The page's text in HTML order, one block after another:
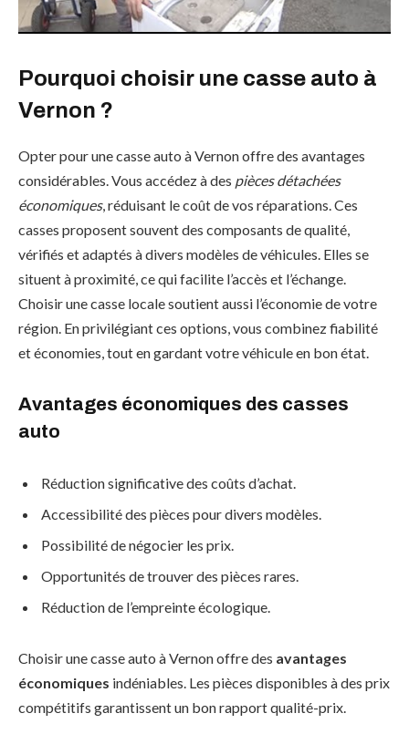
Pourquoi choisir une casse auto à
Vernon ?
Opter pour une casse auto à Vernon offre des avantages
considérables. Vous accédez à des pièces détachées
économiques, réduisant le coût de vos réparations. Ces
casses proposent souvent des composants de qualité,
vérifiés et adaptés à divers modèles de véhicules. Elles se
situent à proximité, ce qui facilite l’accès et l’échange.
Choisir une casse locale soutient aussi l’économie de votre
région. En privilégiant ces options, vous combinez fiabilité
et économies, tout en gardant votre véhicule en bon état.
Avantages économiques des casses
auto
Réduction significative des coûts d’achat.
Accessibilité des pièces pour divers modèles.
Possibilité de négocier les prix.
Opportunités de trouver des pièces rares.
Réduction de l’empreinte écologique.
Choisir une casse auto à Vernon offre des avantages
économiques indéniables. Les pièces disponibles à des prix
compétitifs garantissent un bon rapport qualité-prix.